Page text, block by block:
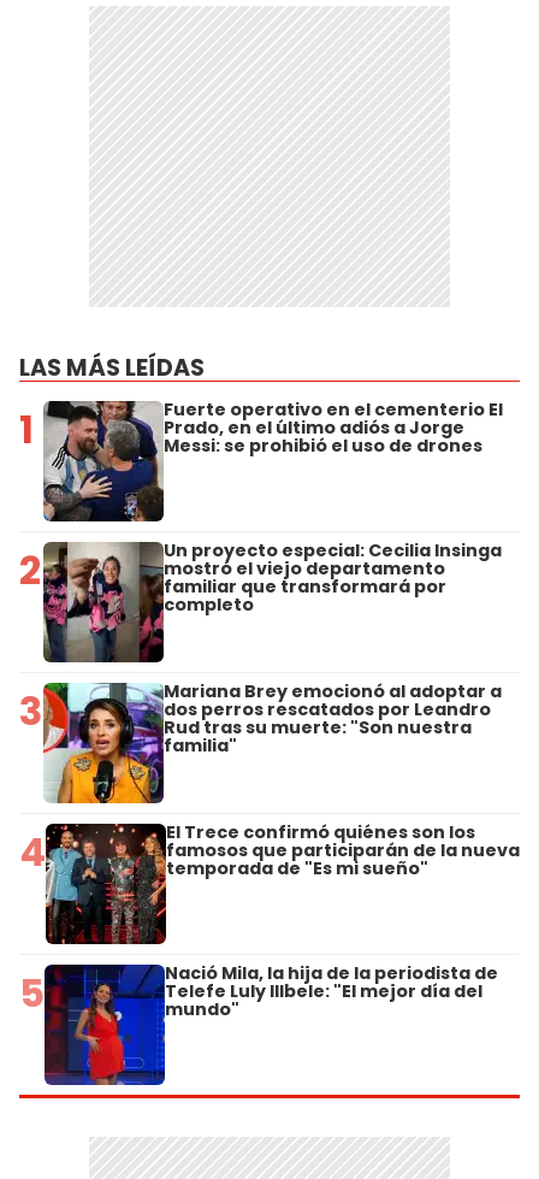
LAS MÁS LEÍDAS
1 Fuerte operativo en el cementerio El
Prado, en el último adiós a Jorge
Messi: se prohibió el uso de drones
2 Un proyecto especial: Cecilia Insinga
mostró el viejo departamento
familiar que transformará por
completo
3 Mariana Brey emocionó al adoptar a
dos perros rescatados por Leandro
Rud tras su muerte: "Son nuestra
familia"
4 El Trece confirmó quiénes son los
famosos que participarán de la nueva
temporada de "Es mi sueño"
5 Nació Mila, la hija de la periodista de
Telefe Luly Illbele: "El mejor día del
mundo"